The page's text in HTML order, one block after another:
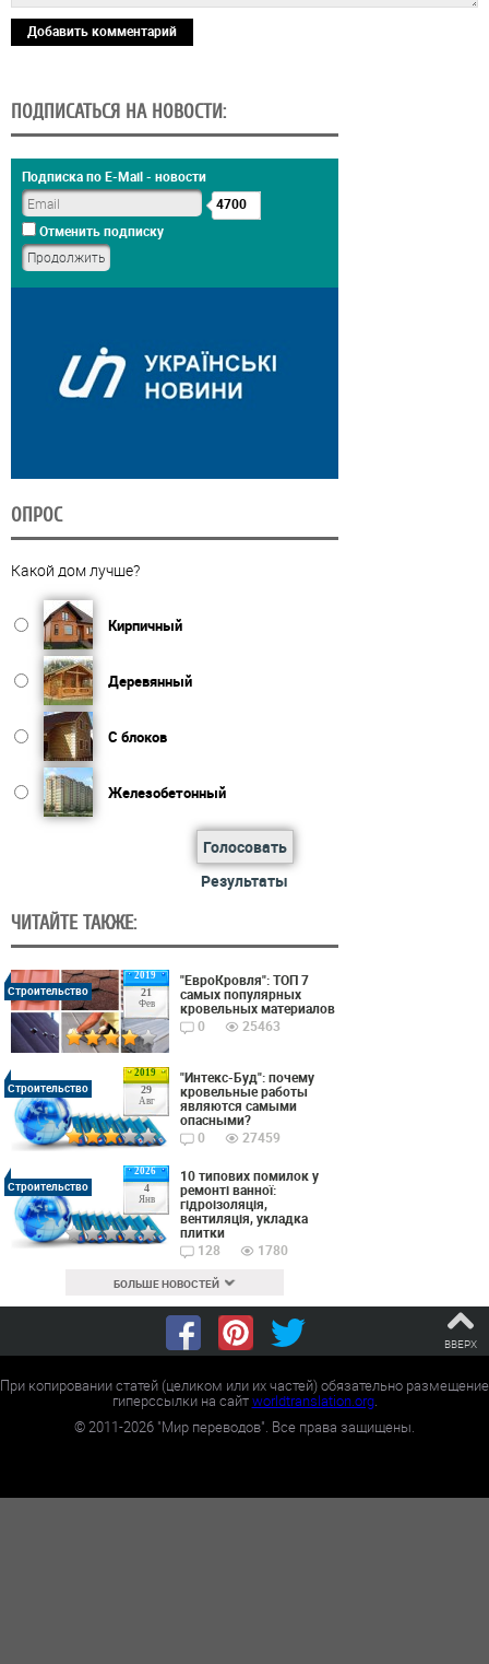
Добавить комментарий
ПОДПИСАТЬСЯ НА НОВОСТИ:
Подписка по E-Mail - новости
4700
Отменить подписку
ОПРОС
Какой дом лучше?
Кирпичный
Деревянный
С блоков
Железобетонный
Голосовать
Результаты
ЧИТАЙТЕ ТАКЖЕ:
2019
21
Фев
Строительство
"ЕвроКровля": ТОП 7
самых популярных
кровельных материалов
0
25463
2019
29
Авг
Строительство
"Интекс-Буд": почему
кровельные работы
являются самыми
опасными?
0
27459
2026
4
Янв
Строительство
10 типових помилок у
ремонті ванної:
гідроізоляція,
вентиляція, укладка
плитки
128
1780
БОЛЬШЕ НОВОСТЕЙ
ВВЕРХ
При копировании статей (целиком или их частей) обязательно размещение
гиперссылки на сайтworldtranslation.org.
©2011-2026 "Мир переводов". Все права защищены.